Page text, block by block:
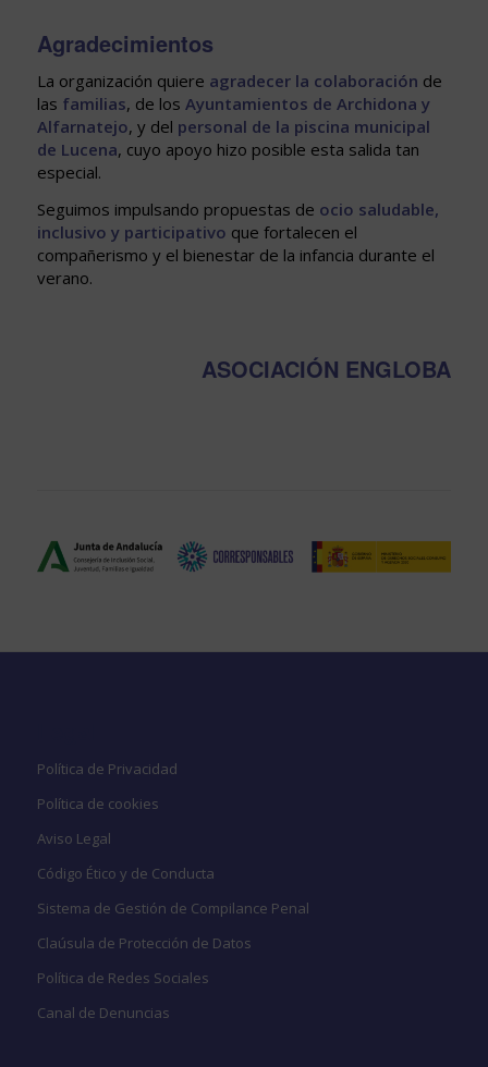
Agradecimientos
La organización quiere agradecer la colaboración de
las familias, de los Ayuntamientos de Archidona y
Alfarnatejo, y del personal de la piscina municipal
de Lucena, cuyo apoyo hizo posible esta salida tan
especial.
Seguimos impulsando propuestas de ocio saludable,
inclusivo y participativo que fortalecen el
compañerismo y el bienestar de la infancia durante el
verano.
ASOCIACIÓN ENGLOBA
Política de Privacidad
Política de cookies
Aviso Legal
Código Ético y de Conducta
Sistema de Gestión de Compilance Penal
Claúsula de Protección de Datos
Política de Redes Sociales
Canal de Denuncias